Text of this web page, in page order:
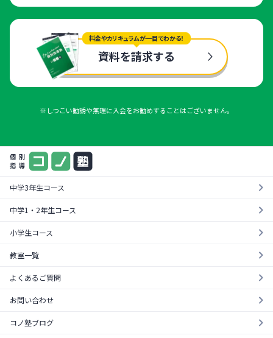
料金やカリキュラムが一目でわかる！
資料を請求する
※しつこい勧誘や無理に入会をお勧めすることはございません。
中学3年生コース
中学1・2年生コース
小学生コース
教室一覧
よくあるご質問
お問い合わせ
コノ塾ブログ